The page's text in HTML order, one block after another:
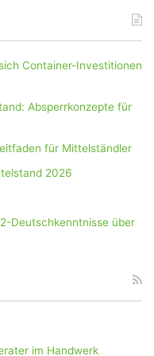
Container-Investitionen
Absperrkonzepte für
für Mittelständler
2026
Deutschkenntnisse über
im Handwerk